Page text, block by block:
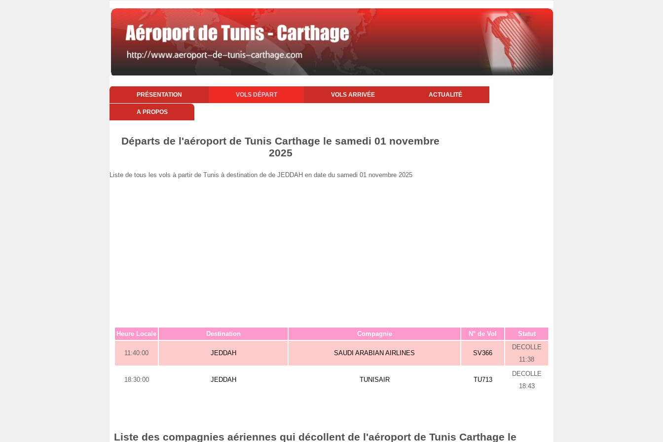
PRÉSENTATION VOLS DÉPART VOLS ARRIVÉE ACTUALITÉ
A PROPOS
Départs de l'aéroport de Tunis Carthage le samedi 01 novembre
2025
Liste de tous les vols à partir de Tunis à destination de de JEDDAH en date du samedi 01 novembre 2025
Heure Locale Destination Compagnie N° de Vol Statut
11:40:00 JEDDAH SAUDI ARABIAN AIRLINES SV366
DECOLLE
11:38
18:30:00 JEDDAH TUNISAIR TU713
DECOLLE
18:43
Liste des compagnies aériennes qui décollent de l'aéroport de Tunis Carthage le